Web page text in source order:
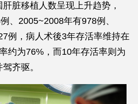
脏移植人数呈现上升趋势，
、2005~2008年有978例、
例，病人术後3年存活率维持在
约为76%，而10年存活率则为
齐驱。